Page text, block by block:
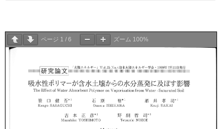
ページ 1 / 6 ズーム 100%